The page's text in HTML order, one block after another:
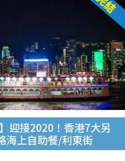
迎接2020！香港7大另
海上自助餐/利東街